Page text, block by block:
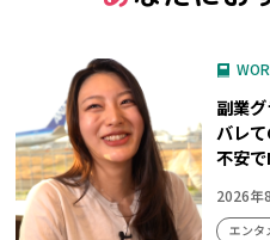
副業
バレ
不安で
2026年
エンタ